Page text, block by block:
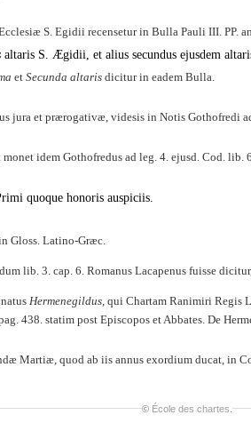
S. Egidii recensetur in Bulla Pauli III. PP.
altaris S. Ægidii, et alius secundus ejusdem
et Secunda altarisdicitur in eadem Bulla.
jura et prærogativæ, videsis in Notis Gothofredi
monet idem Gothofredus ad leg. 4. ejusd. Cod.
quoque honoris auspiciis.
Gloss. Latino-Græc.
lib. 3. cap. 6. Romanus Lacapenus fuisse
Hermenegildus, qui Chartam Ranimiri Regis
438. statim post Episcopos et Abbates. De
Martiæ, quod ab iis annus exordium ducat, in
© École des chartes